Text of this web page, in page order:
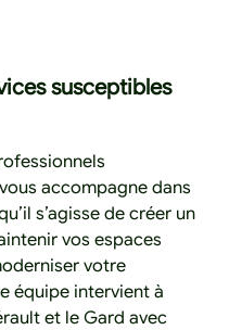
susceptibles
accompagne dans
s’agisse de créer un
vos espaces
votre
équipe intervient à
et le Gard avec